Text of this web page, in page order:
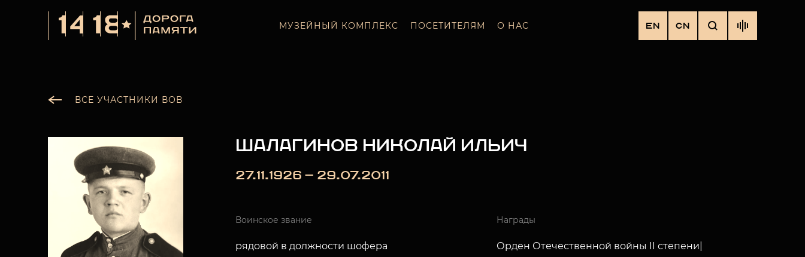
МУЗЕЙНЫЙ КОМПЛЕКС ПОСЕТИТЕЛЯМ О НАС EN CN
ВСЕ УЧАСТНИКИ ВОВ
ШАЛАГИНОВ НИКОЛАЙ ИЛЬИЧ
27.11.1926 — 29.07.2011
Воинское звание
рядовой в должности шофера
Награды
Орден Отечественной войны II степени|